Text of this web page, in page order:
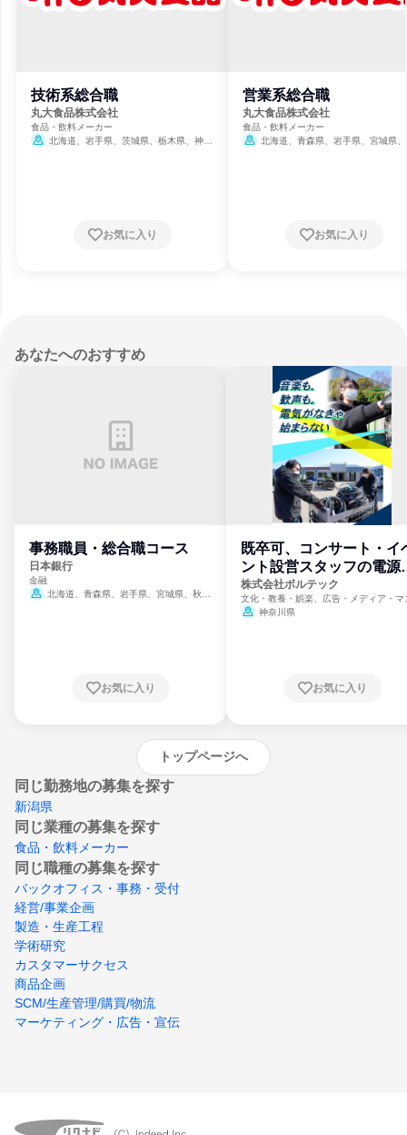
技術系総合職
丸大食品株式会社
食品・飲料メーカー
北海道、岩手県、茨城県、栃木県、神奈
お気に入り
営業系総合職
丸大食品株式会社
食品・飲料メーカー
北海道、青森県、岩手県、宮城県
お気に入り
あなたへのおすすめ
事務職員・総合職コース
日本銀行
金融
北海道、青森県、岩手県、宮城県、秋田
崎県、熊本県、大分県、宮崎県、鹿児島県、
お気に入り
既卒可、コンサート・イ
ント設営スタッフの電源
門
株式会社ボルテック
文化・教養・娯楽、広告・メディア・マ
ミ、電力・ガス・水道・エネルギー
神奈川県
お気に入り
トップページへ
同じ勤務地の募集を探す
新潟県
同じ業種の募集を探す
食品・飲料メーカー
同じ職種の募集を探す
バックオフィス・事務・受付
経営/事業企画
製造・生産工程
学術研究
カスタマーサクセス
商品企画
SCM/生産管理/購買/物流
マーケティング・広告・宣伝